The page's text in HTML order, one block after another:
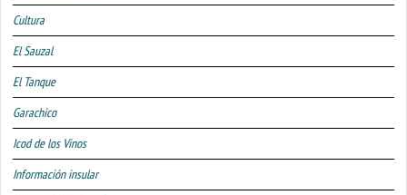
Cultura
El Sauzal
El Tanque
Garachico
Icod de los Vinos
Información insular